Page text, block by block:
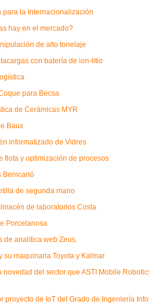
para la Internacionalización
hay en el mercado?
de alto tonelaje
con batería de ion-litio
para Becsa
de Cerámicas MYR
Baux
informatizado de Vidres
flota y optimización de procesos
Benicarló
de segunda mano
de laboratorios Costa
Porcelanosa
de analítica web Zeus.
su maquinaria Toyota y Kalmar
novedad del sector que ASTI Mobile
proyecto de IoT del Grado de Ingeniería